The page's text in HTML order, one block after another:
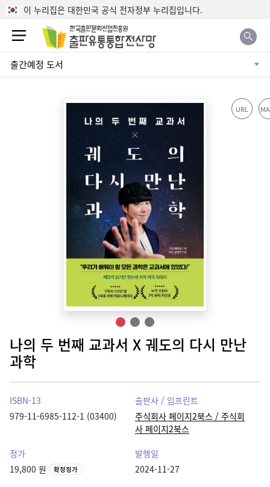
본문으로 바로가기
이 누리집은 대한민국 공식 전자정부 누리집입니다.
출간예정 도서
나의 두 번째 교과서 X 궤도의 다시 만난
과학
ISBN-13
979-11-6985-112-1 (03400)
출판사 / 임프린트
주식회사 페이지2북스 / 주식회
사 페이지2북스
정가
19,800 원
확정정가
발행일
2024-11-27
URL